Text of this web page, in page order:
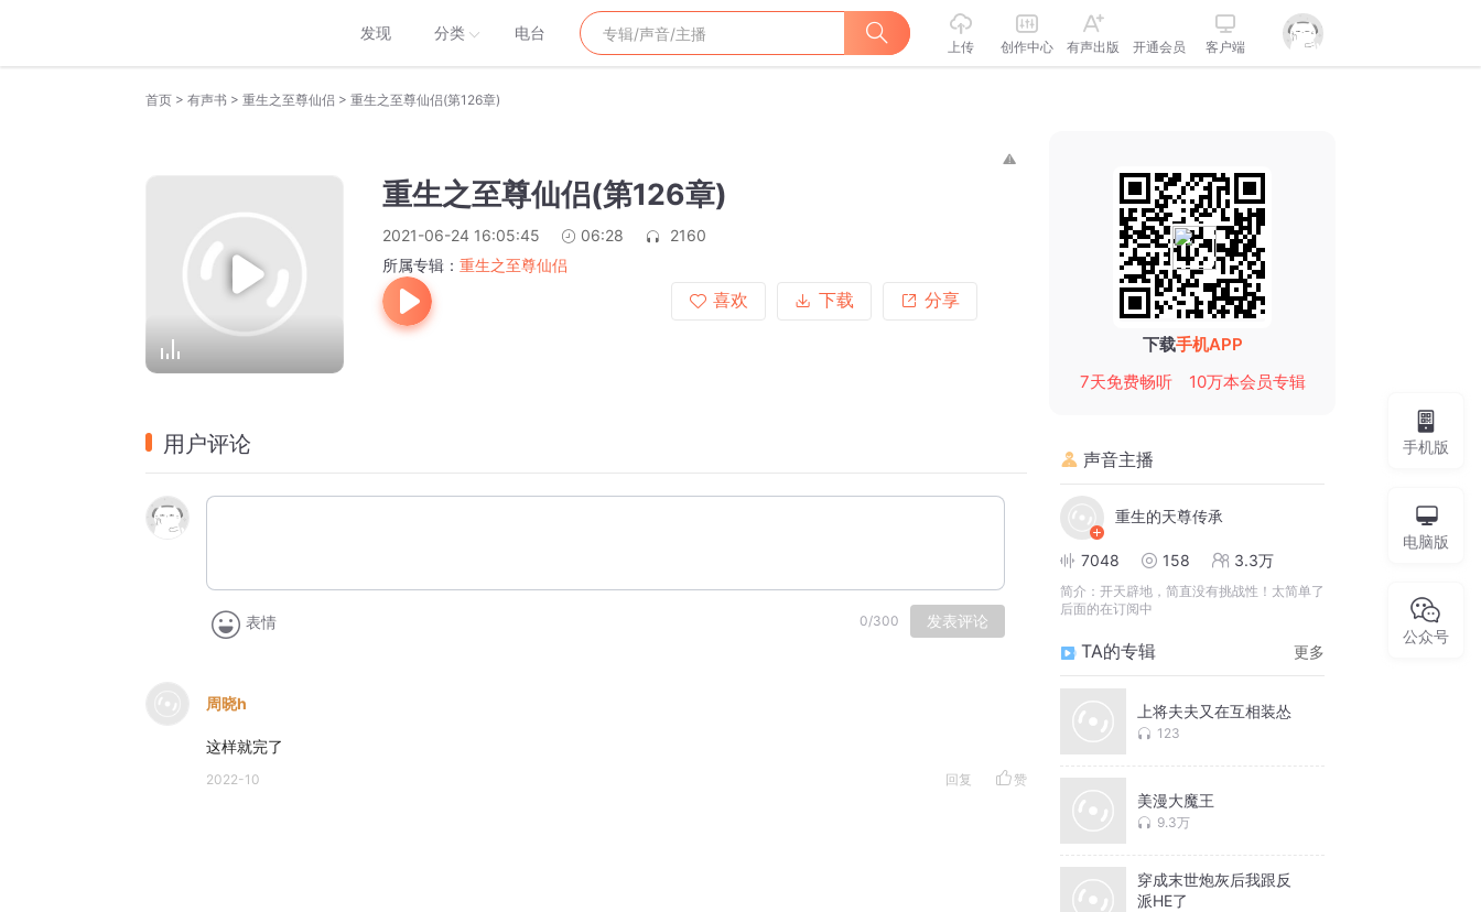
发现 分类 电台
上传 创作中心 有声出版 开通会员 客户端
首页 > 有声书 > 重生之至尊仙侣 > 重生之至尊仙侣(第126章)
重生之至尊仙侣(第126章)
2021-06-24 16:05:45 06:28
2160
所属专辑： 重生之至尊仙侣
喜欢
下载 分享
用户评论
表情 0/300 发表评论
周晓h
这样就完了
2022-10 回复 赞
下载手机APP
7天免费畅听
10万本会员专辑
声音主播
重生的天尊传承
7048 158 3.3万
简介： 开天辟地，简直没有挑战性！太简单了
后面的在订阅中
TA的专辑 更多
上将夫夫又在互相装怂
123
美漫大魔王
9.3万
穿成末世炮灰后我跟反
派HE了
手机版
电脑版
公众号